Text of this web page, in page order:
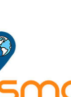
SA FOR
DESTINOS
CITY BREAK
SUA